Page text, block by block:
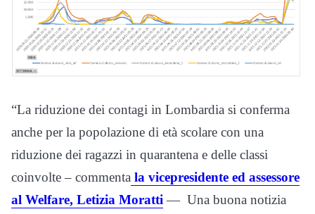
“La riduzione dei contagi in Lombardia si conferma
anche per la popolazione di età scolare con una
riduzione dei ragazzi in quarantena e delle classi
coinvolte – commenta la vicepresidente ed assessore
al Welfare, Letizia Moratti— Una buona notizia